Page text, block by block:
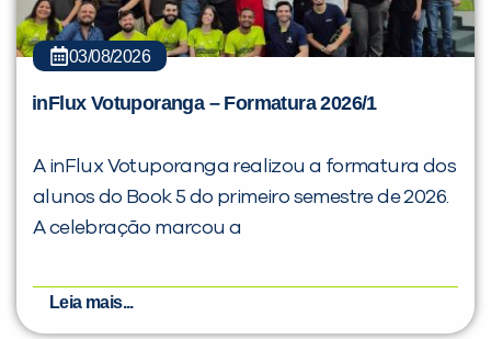
03/08/2026
inFlux Votuporanga – Formatura 2026/1
A inFlux Votuporanga realizou a formatura dos
alunos do Book 5 do primeiro semestre de 2026.
A celebração marcou a
Leia mais...